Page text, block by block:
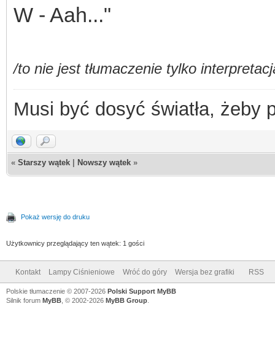
W - Aah..."
/to nie jest tłumaczenie tylko
Musi być dosyć światła, żeby
« Starszy wątek Nowszy wątek »
Pokaż wersję do druku
Użytkownicy przeglądający ten wątek: 1 gości
Kontakt Lampy Ciśnieniowe Wróć do góry Wersja bez grafiki RSS
Polskie tłumaczenie © 2007-2026 Polski Support MyBB
Silnik forum MyBB , © 2002-2026 MyBB Group